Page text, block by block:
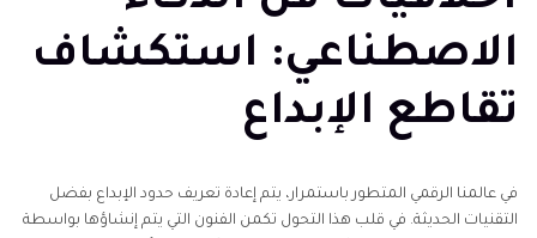
الاصطناعي: استكشاف
تقاطع الإبداع
في عالمنا الرقمي المتطور باستمرار، يتم إعادة تعريف حدود الإبداع بفضل
التقنيات الحديثة. في قلب هذا التحول تكمن الفنون التي يتم إنشاؤها بواسطة